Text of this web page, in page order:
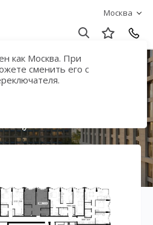
Москва
как Москва. При
сменить его с
дом